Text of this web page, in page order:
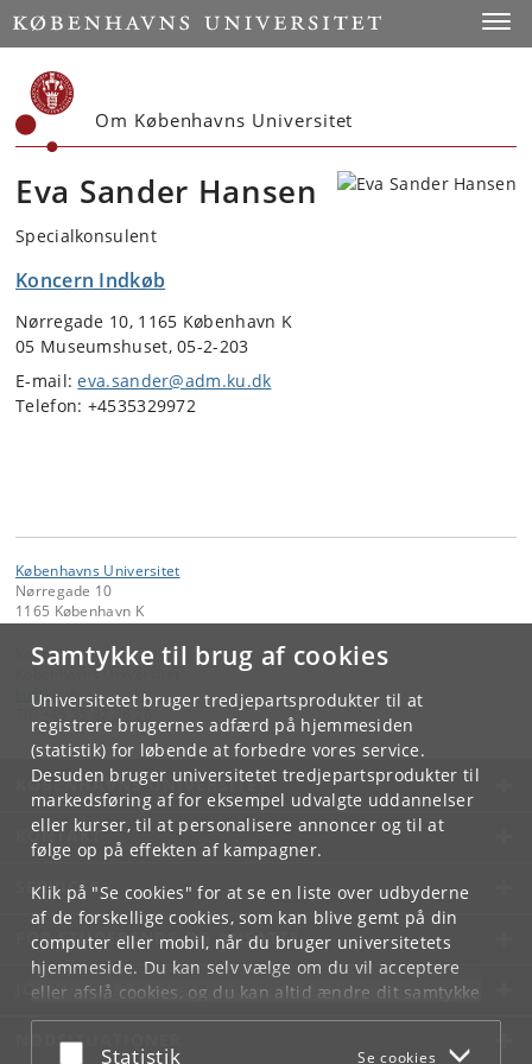
Samtykke til brug af cookies
Universitetet bruger tredjepartsprodukter til at
registrere brugernes adfærd på hjemmesiden
(statistik) for løbende at forbedre vores service.
Desuden bruger universitetet tredjepartsprodukter til
markedsføring af for eksempel udvalgte uddannelser
eller kurser, til at personalisere annoncer og til at
følge op på effekten af kampagner.
Klik på "Se cookies" for at se en liste over udbyderne
af de forskellige cookies, som kan blive gemt på din
computer eller mobil, når du bruger universitetets
hjemmeside. Du kan selv vælge om du vil acceptere
eller afslå cookies, og du kan altid ændre dit samtykke
underCookie- og privatlivspolitiksom du finder i
bunden af hver side.
Acceptér eller afslå
Statistik Se cookies
Start
Om Københavns Universitet
Eva Sander Hansen
Specialkonsulent
Koncern Indkøb
Nørregade 10, 1165 København K
05 Museumshuset, 05-2-203
E-mail:eva.sander@adm.ku.dk
Telefon: +4535329972
Københavns Universitet
Nørregade 10
1165 København K
Kontakt:
Københavns Universitet
@ku.dk
KØBENHAVNS UNIVERSITET
KONTAKT
SERVICES
FOR STUDERENDE OG ANSATTE
JOB OG KARRIERE
NØDSITUATIONER